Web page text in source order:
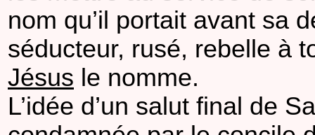
nom qu’il portait avant sa
séducteur, rusé, rebelle à
Jésus le nomme.
L’idée d’un salut final de